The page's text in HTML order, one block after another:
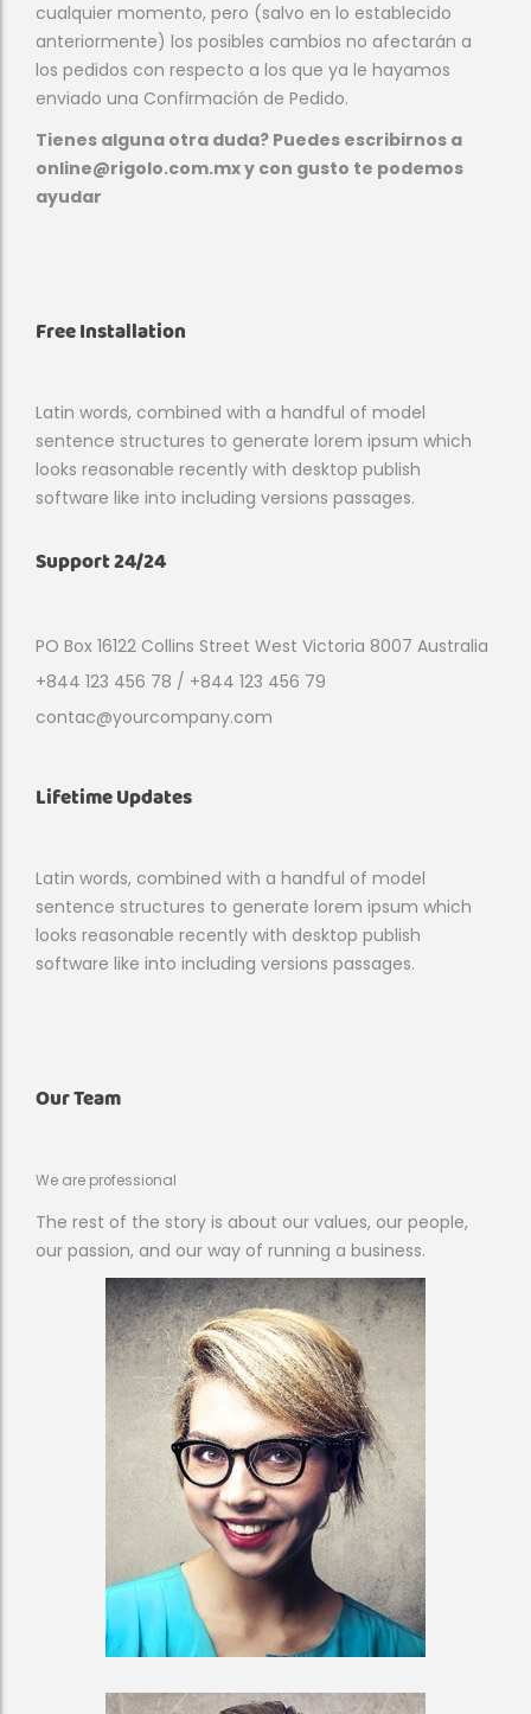
cualquier momento, pero (salvo en lo establecido
anteriormente) los posibles cambios no afectarán a
los pedidos con respecto a los que ya le hayamos
enviado una Confirmación de Pedido.
Tienes alguna otra duda? Puedes escribirnos a
online@rigolo.com.mx y con gusto te podemos
ayudar
Free Installation
Latin words, combined with a handful of model
sentence structures to generate lorem ipsum which
looks reasonable recently with desktop publish
software like into including versions passages.
Support 24/24
PO Box 16122 Collins Street West Victoria 8007 Australia
+844 123 456 78 / +844 123 456 79
contac@yourcompany.com
Lifetime Updates
Latin words, combined with a handful of model
sentence structures to generate lorem ipsum which
looks reasonable recently with desktop publish
software like into including versions passages.
Our Team
We are professional
The rest of the story is about our values, our people,
our passion, and our way of running a business.